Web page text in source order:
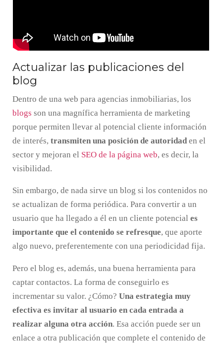
Actualizar las publicaciones del
blog
Dentro de una web para agencias inmobiliarias, los
blogs son una magnífica herramienta de marketing
porque permiten llevar al potencial cliente información
de interés, transmiten una posición de autoridaden el
sector y mejoran el SEO de la página web, es decir, la
visibilidad.
Sin embargo, de nada sirve un blog si los contenidos no
se actualizan de forma periódica. Para convertir a un
usuario que ha llegado a él en un cliente potencial es
importante que el contenido se refresque, que aporte
algo nuevo, preferentemente con una periodicidad fija.
Pero el blog es, además, una buena herramienta para
captar contactos. La forma de conseguirlo es
incrementar su valor. ¿Cómo? Una estrategia muy
efectiva es invitar al usuario en cada entrada a
realizar alguna otra acción. Esa acción puede ser un
enlace a otra publicación que complete el contenido de